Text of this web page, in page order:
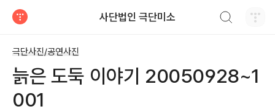
사단법인 극단미소
극단사진/공연사진
늙은 도둑 이야기 20050928~1
001